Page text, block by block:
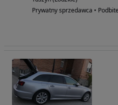
Prywatny sprzedawca • Podbite